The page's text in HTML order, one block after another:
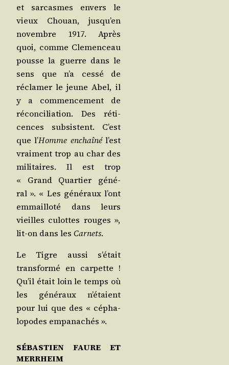
et sar­casmes envers le
vieux Chouan, jusqu’en
novembre 1917. Après
quoi, comme Cle­men­ceau
pousse la guerre dans le
sens que n’a ces­sé de
récla­mer le jeune Abel, il
y a com­men­ce­ment de
récon­ci­lia­tion. Des réti­
cences sub­sistent. C’est
que l’Homme enchaî­nél’est
vrai­ment trop au char des
mili­taires. Il est trop
« Grand Quar­tier géné­
ral ». « Les géné­raux l’ont
emmaillo­té dans leurs
vieilles culottes rouges »,
lit-on dans les Car­nets.
Le Tigre aus­si s’était
trans­for­mé en car­pette !
Qu’il était loin le temps où
les géné­raux n’étaient
pour lui que des « cépha­
lo­podes empanachés ».
SÉBASTIEN FAURE ET
MERRHEIM